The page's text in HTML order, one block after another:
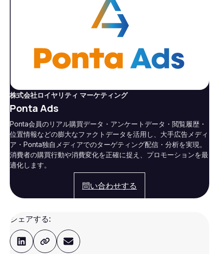
株式会社ロイヤリティ マーケティング
Ponta Ads
Ponta会員のリアル購買データ・アンケートデータ・閲覧履歴・
位置情報などの膨大なファクトデータを活用し、大手広告メディ
ア・Ponta独自メディアでのターゲティング配信・分析を実現。
消費者の購買行動や消費変化を正確に捉え、プロモーションを最
適化します。
問い合わせする
シェアする: